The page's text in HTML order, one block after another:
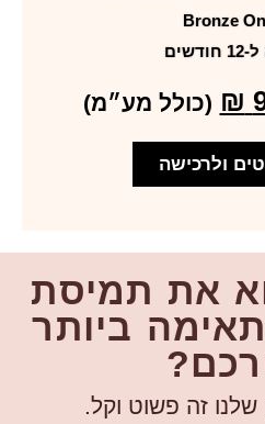
מע״מ)
תמיסת
ביותר
פשוט וקל.